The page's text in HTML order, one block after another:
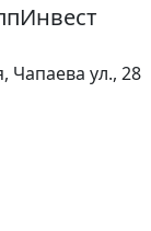
Чапаева ул., 28